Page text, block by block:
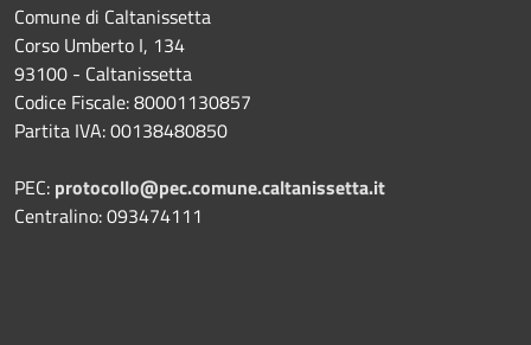
Comune di Caltanissetta
Corso Umberto I, 134
93100 - Caltanissetta
Codice Fiscale: 80001130857
Partita IVA: 00138480850
PEC: protocollo@pec.comune.caltanissetta.it
Centralino: 093474111